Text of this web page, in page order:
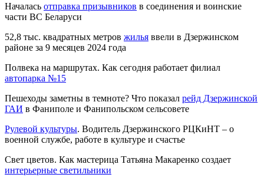
Началась отправка призывников в соединения и воинские
части ВС Беларуси
52,8 тыс. квадратных метров жилья ввели в Дзержинском
районе за 9 месяцев 2024 года
Полвека на маршрутах. Как сегодня работает филиал
автопарка №15
Пешеходы заметны в темноте? Что показал рейд Дзержинской
ГАИ в Фаниполе и Фанипольском сельсовете
Рулевой культуры. Водитель Дзержинского РЦКиНТ – о
военной службе, работе в культуре и счастье
Свет цветов. Как мастерица Татьяна Макаренко создает
интерьерные светильники